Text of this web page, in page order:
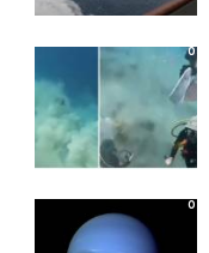
0
0